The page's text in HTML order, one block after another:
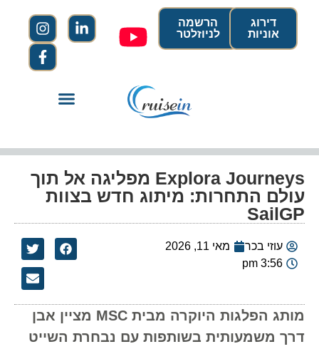
הרשמה
לניוזלטר
דירוג
אוניות
Explora Journeys מפליגה אל תוך
עולם התחרות: מיתוג חדש בצוות
SailGP
עוזי בכר
מאי 11, 2026
3:56 pm
מותג הפלגות היוקרה מבית MSC מציין אבן
דרך משמעותית בשותפות עם נבחרת השייט